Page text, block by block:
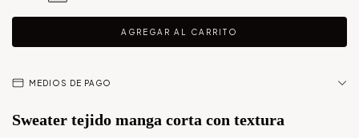
MEDIOS DE PAGO
Sweater tejido manga corta con textura